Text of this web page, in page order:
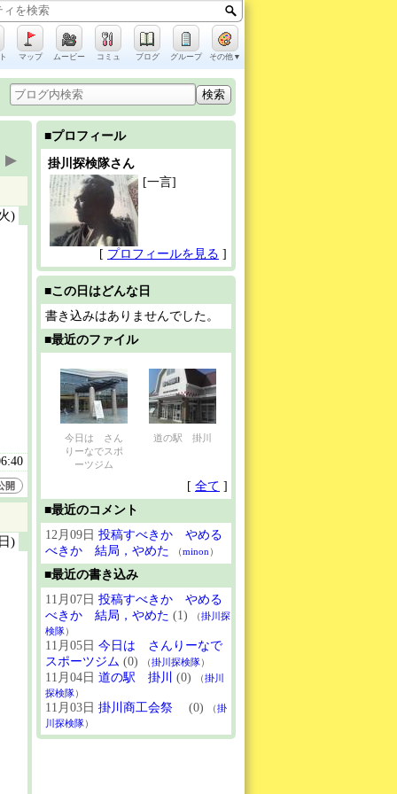
マップ ムービー コミュ ブログ グループ その他▼
▶
)
開
)
■プロフィール
掛川探検隊さん
[一言]
[ プロフィールを見る ]
■この日はどんな日
書き込みはありませんでした。
■最近のファイル
今日は さん
りーなでスポ
ーツジム
道の駅 掛川
[ 全て ]
■最近のコメント
12月09日 投稿すべきか やめる
べきか 結局，やめた
（minon ）
■最近の書き込み
11月07日 投稿すべきか やめる
べきか 結局，やめた (1) （掛川探
検隊）
11月05日 今日は さんりーなで
スポーツジム (0) （掛川探検隊）
11月04日 道の駅 掛川 (0) （掛川
探検隊）
11月03日 掛川商工会祭 (0) （掛
川探検隊）